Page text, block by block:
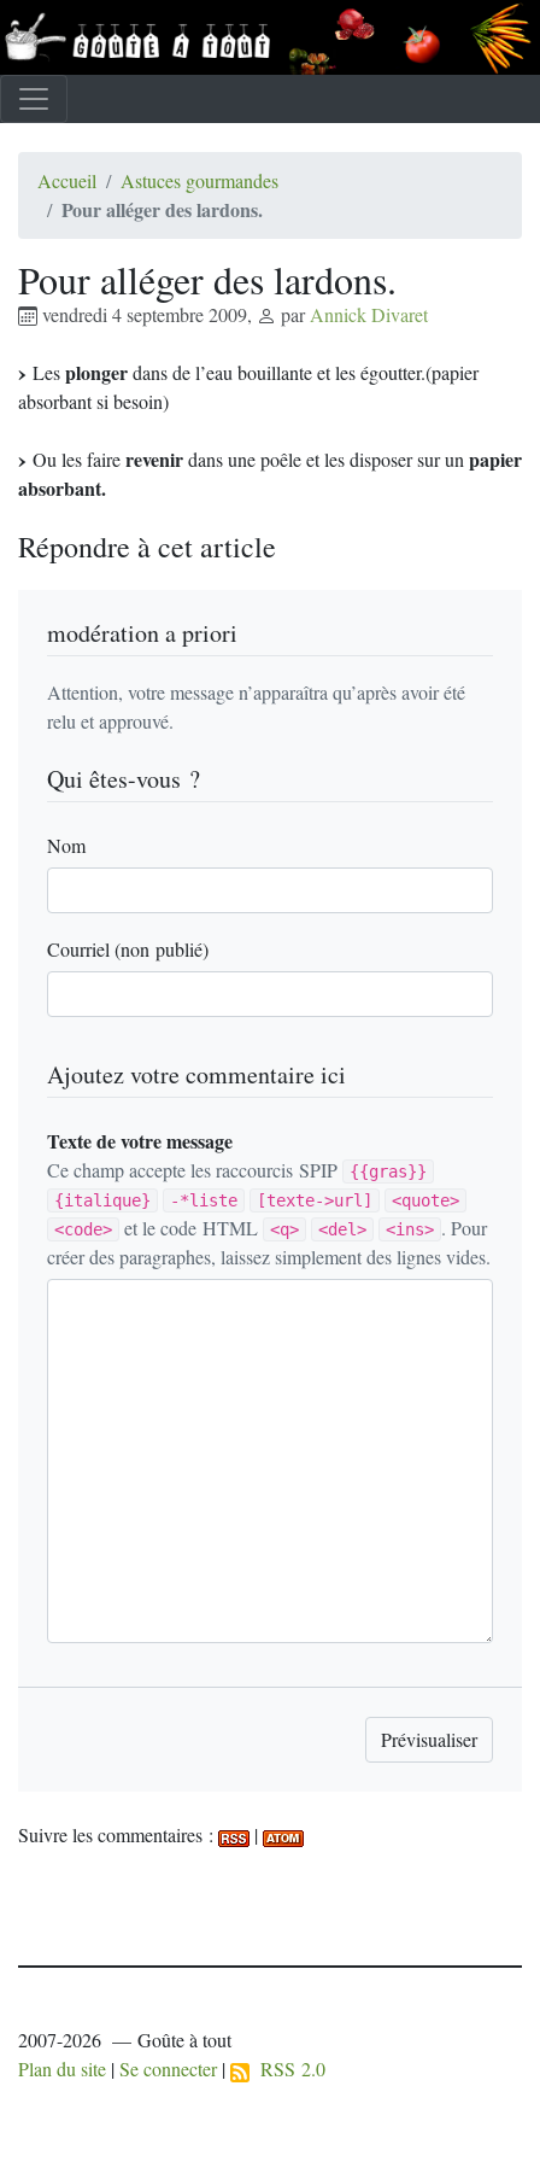
Accueil Astuces gourmandes
Pour alléger des lardons.
Pour alléger des lardons.
vendredi 4 septembre 2009, parAnnick Divaret
Lesplongerdans de l’eau bouillante et les égoutter.(papier
absorbant si besoin)
Ou les fairerevenirdans une poêle et les disposer sur unpapier
absorbant.
Répondre à cet article
modération a priori
Attention, votre message n’apparaîtra qu’après avoir été
relu et approuvé.
Qui êtes-vous ?
Nom
Courriel (non publié)
Ajoutez votre commentaire ici
Texte de votre message
Ce champ accepte les raccourcis SPIP
{{gras}}
{italique}
-*liste [texte->url]
<quote>
<code>
et le code HTML <q> <del> <ins> . Pour
créer des paragraphes, laissez simplement des lignes vides.
Suivre les commentaires : |
2007-2026 — Goûte à tout
Plan du site |Se connecter| RSS 2.0